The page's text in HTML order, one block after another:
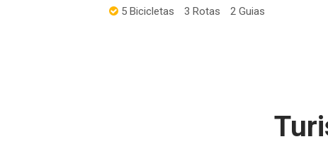
5 Bicicletas 3 Rotas 2 Guias